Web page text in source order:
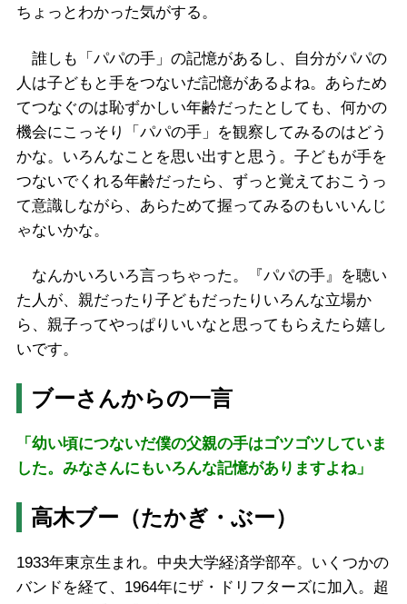
ちょっとわかった気がする。
誰しも「パパの手」の記憶があるし、自分がパパの
人は子どもと手をつないだ記憶があるよね。あらため
てつなぐのは恥ずかしい年齢だったとしても、何かの
機会にこっそり「パパの手」を観察してみるのはどう
かな。いろんなことを思い出すと思う。子どもが手を
つないでくれる年齢だったら、ずっと覚えておこうっ
て意識しながら、あらためて握ってみるのもいいんじ
ゃないかな。
なんかいろいろ言っちゃった。『パパの手』を聴い
た人が、親だったり子どもだったりいろんな立場か
ら、親子ってやっぱりいいなと思ってもらえたら嬉し
いです。
ブーさんからの一言
「 幼い頃につないだ僕の父親の手はゴツゴツしていま
した。みなさんにもいろんな記憶がありますよね」
高木ブー（たかぎ・ぶー）
1933年東京生まれ。中央大学経済学部卒。いくつかの
バンドを経て、1964年にザ・ドリフターズに加入。超